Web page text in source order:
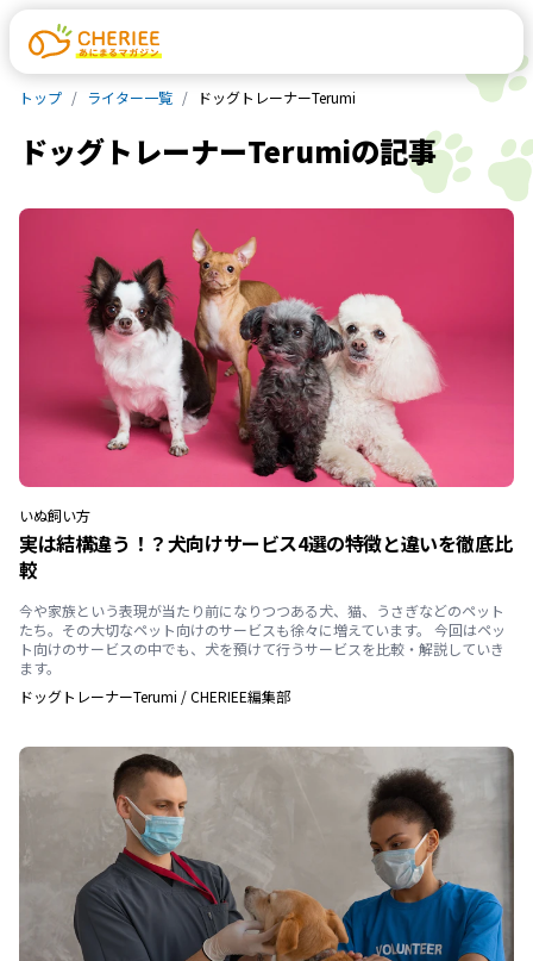
トップ ライター一覧 ドッグトレーナーTerumi
ドッグトレーナーTerumiの記事
いぬ飼い方
実は結構違う！？犬向けサービス4選の特徴と違いを徹底比
較
今や家族という表現が当たり前になりつつある犬、猫、うさぎなどのペット
たち。その大切なペット向けのサービスも徐々に増えています。 今回はペッ
ト向けのサービスの中でも、犬を預けて行うサービスを比較・解説していき
ます。
ドッグトレーナーTerumi /CHERIEE編集部